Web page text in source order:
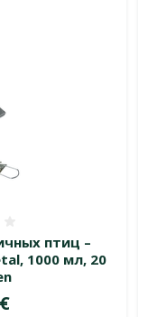
птиц –
1000 мл, 20